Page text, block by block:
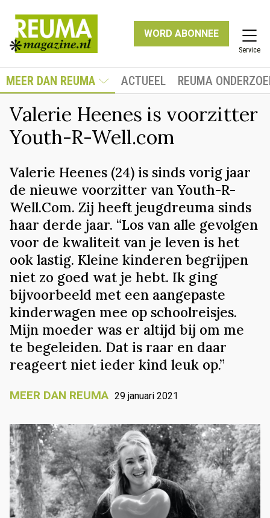
WORD ABONNEE
Service
MEER DAN REUMA ACTUEEL REUMA
Valerie Heenes is voorzitter
Youth-R-Well.com
Valerie Heenes (24) is sinds vorig jaar
de nieuwe voorzitter van Youth-R-
Well.Com. Zij heeft jeugdreuma sinds
haar derde jaar. “Los van alle gevolgen
voor de kwaliteit van je leven is het
ook lastig. Kleine kinderen begrijpen
niet zo goed wat je hebt. Ik ging
bijvoorbeeld met een aangepaste
kinderwagen mee op schoolreisjes.
Mijn moeder was er altijd bij om me
te begeleiden. Dat is raar en daar
reageert niet ieder kind leuk op.”
MEER DAN REUMA 29 januari 2021